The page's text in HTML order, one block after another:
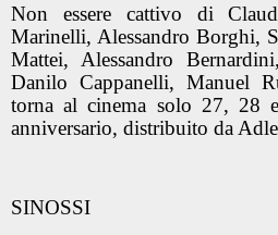
Non essere cattivo di
Marinelli, Alessandro Borghi,
Mattei, Alessandro
Danilo Cappanelli, Manuel
torna al cinema solo 27, 28
anniversario, distribuito da
SINOSSI